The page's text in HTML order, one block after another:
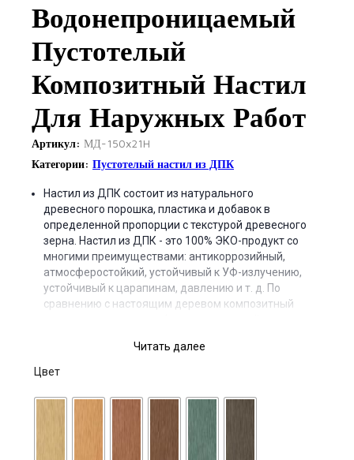
Водонепроницаемый
Пустотелый
Композитный Настил
Для Наружных Работ
Артикул: МД-150x21H
Категории: Пустотелый настил из ДПК
Настил из ДПК состоит из натурального
древесного порошка, пластика и добавок в
определенной пропорции с текстурой древесного
зерна. Настил из ДПК - это 100% ЭКО-продукт со
многими преимуществами: антикоррозийный,
атмосферостойкий, устойчивый к УФ-излучению,
устойчивый к царапинам, давлению и т. д. По
сравнению с настоящим деревом композитный
Читать далее
Цвет